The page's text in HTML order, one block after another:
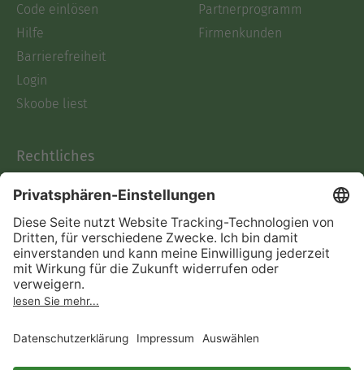
Code einlösen
Hilfe
Barrierefreiheit
Login
Skoobe liest
Partnerprogramm
Firmenkunden
Rechtliches
AGB
Informationen nach Data
Act
Verträge hier kündigen
Impressum